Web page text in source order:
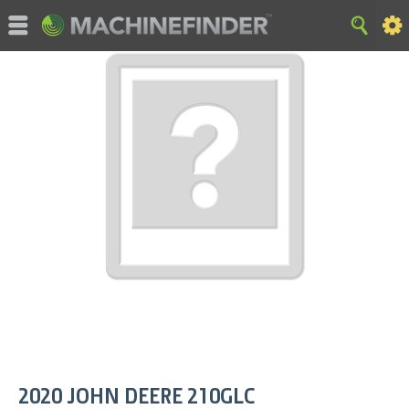
2020 JOHN DEERE 210GLC
©MachineFinder, John Deere och tillhörande varumärken ägs
och får endast användas specifikt av Deere & Company. All
Rights Reserved. 2007–2015 Deere & Company.
Privacy and Data
Terms of Use